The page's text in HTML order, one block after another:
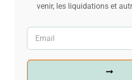
venir, les liquidations et